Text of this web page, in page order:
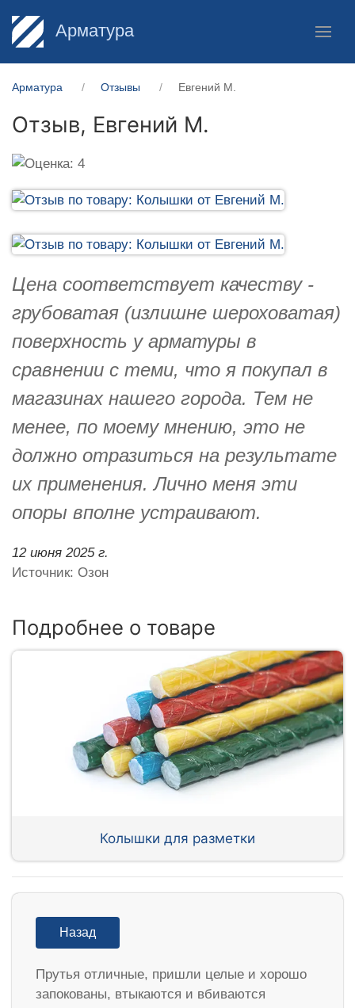
Арматура
Арматура Отзывы Евгений М.
Отзыв, Евгений М.
Цена соответствует качеству -
грубоватая (излишне шероховатая)
поверхность у арматуры в
сравнении с теми, что я покупал в
магазинах нашего города. Тем не
менее, по моему мнению, это не
должно отразиться на результате
их применения. Лично меня эти
опоры вполне устраивают.
12 июня 2025 г.
Источник: Озон
Подробнее о товаре
Колышки для разметки
Назад
Прутья отличные, пришли целые и хорошо
запокованы, втыкаются и вбиваются